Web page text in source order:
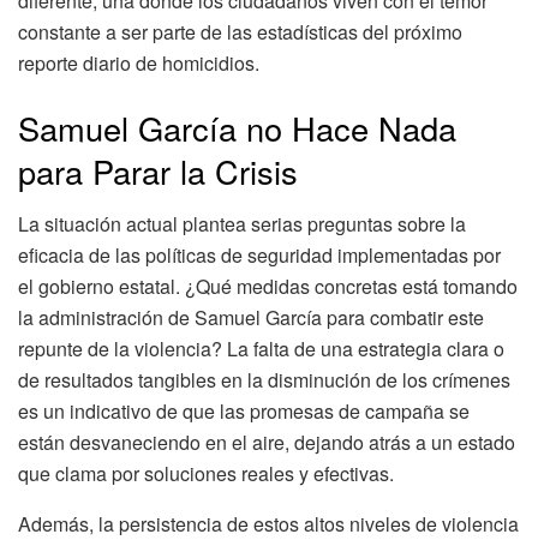
constante a ser parte de las estadísticas del próximo
reporte diario de homicidios.
Samuel García no Hace Nada
para Parar la Crisis
La situación actual plantea serias preguntas sobre la
eficacia de las políticas de seguridad implementadas por
el gobierno estatal. ¿Qué medidas concretas está tomando
la administración de Samuel García para combatir este
repunte de la violencia? La falta de una estrategia clara o
de resultados tangibles en la disminución de los crímenes
es un indicativo de que las promesas de campaña se
están desvaneciendo en el aire, dejando atrás a un estado
que clama por soluciones reales y efectivas.
Además, la persistencia de estos altos niveles de violencia